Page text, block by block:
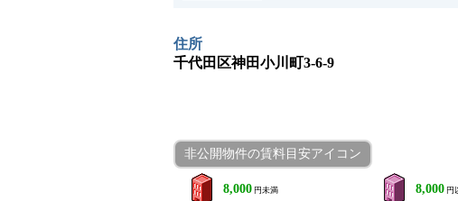
住所
千代田区神田小川町3-6-9
非公開物件の賃料目安アイコン
8,000 円未満 8,000 円